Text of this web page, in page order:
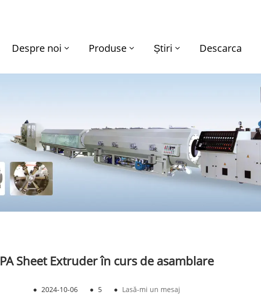
Despre noi Produse Știri Descarca
PA Sheet Extruder în curs de asamblare
● 2024-10-06 ● 5 ● Lasă-mi un mesaj